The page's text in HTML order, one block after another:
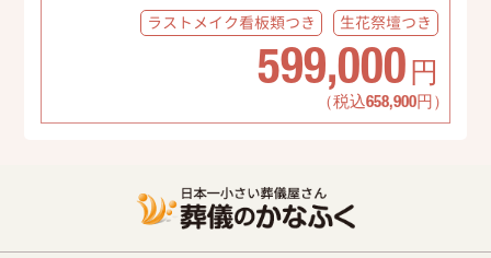
ラストメイク看板類つき 生花祭壇つき
599,000 円
（税込658,900円）